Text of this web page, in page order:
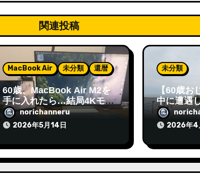
関連投稿
MacBook Air 未分類 還暦
60歳、MacBook Air M2を
手に入れたら…結局4Kモニ
ターDell S2725QC買って
しまった話2
norichanneru
2026年5月14日
未分類
【60歳お
中に遭遇
ナダ祭り
2026年4